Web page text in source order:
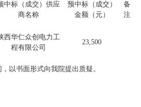
中标（成交）供应
商名称
预中标（成交）
金额（元）
备
注
西华仁众创电力工
程有限公司
23,500
以书面形式向我院提出质疑。